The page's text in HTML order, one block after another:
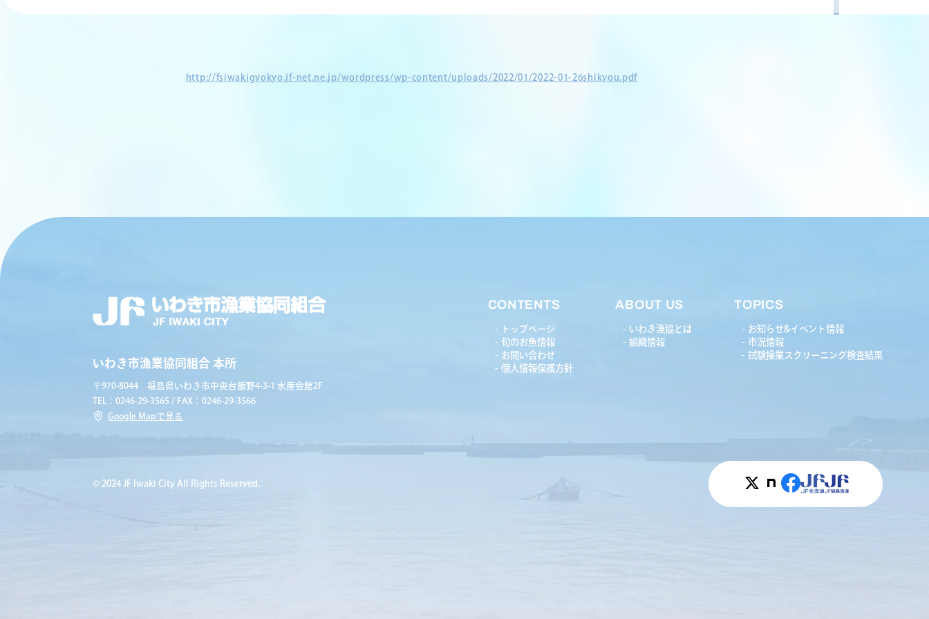
http://fsiwakigyokyo.jf-net.ne.jp/wordpress/wp-content/uploads/2022/01/2022-01-26shikyou.pdf
いわき市漁業協同組合 本所
〒970-8044 福島県いわき市中央台飯野4-3-1 水産会館2F
TEL：0246-29-3565 / FAX：0246-29-3566
Google Mapで見る
CONTENTS
トップページ
旬のお魚情報
お問い合わせ
個人情報保護方針
ABOUT US
いわき漁協とは
組織情報
TOPICS
お知らせ&イベント情報
市況情報
試験操業スクリーニング検査結果
© 2024 JF Iwaki City All Rights Reserved.